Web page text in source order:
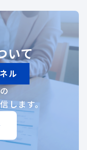
いて
ル
します。